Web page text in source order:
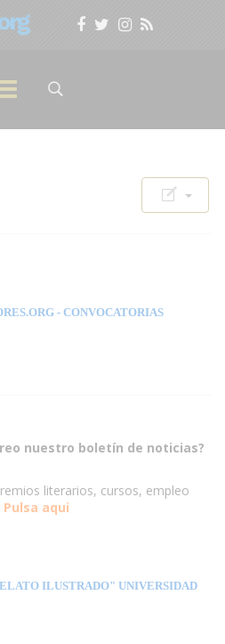
- CONVOCATORIAS
nuestro boletín de noticias?
literarios, cursos, empleo
Pulsa aqui
ILUSTRADO" UNIVERSIDAD